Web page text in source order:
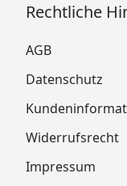
Rechtliche
AGB
Datenschutz
Widerrufsrecht
Impressum